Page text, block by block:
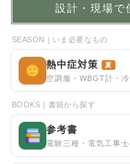
設計・現場で
SEASON｜いま必要なもの
熱中症対策 夏
空調服・WBGT計・
BOOKS｜書籍から探す
参考書
電験三種・電気工事士